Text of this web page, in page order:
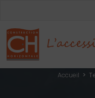
Accueil >